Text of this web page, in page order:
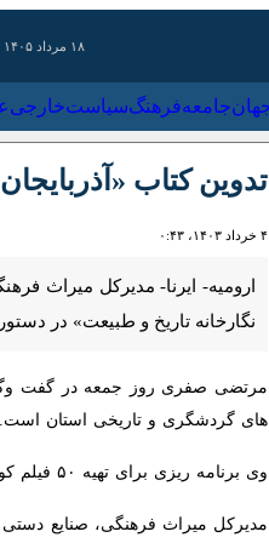
ورزش جهان جامعه فرهنگ
تدوین کتاب